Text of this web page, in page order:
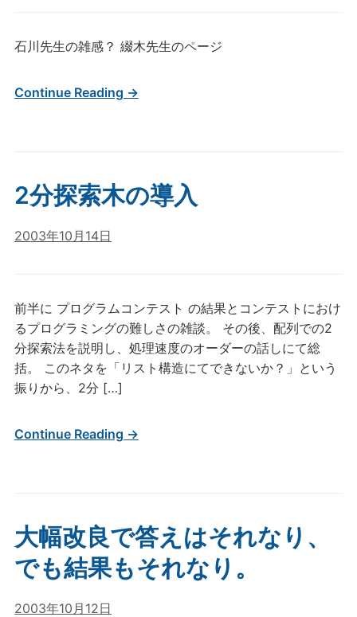
石川先生の雑感？ 綴木先生のページ
Continue Reading →
2分探索木の導入
2003年10月14日
前半に プログラムコンテスト の結果とコンテストにおけ
るプログラミングの難しさの雑談。 その後、配列での2
分探索法を説明し、処理速度のオーダーの話しにて総
括。 このネタを「リスト構造にてできないか？」という
振りから、2分 […]
Continue Reading →
大幅改良で答えはそれなり、
でも結果もそれなり。
2003年10月12日